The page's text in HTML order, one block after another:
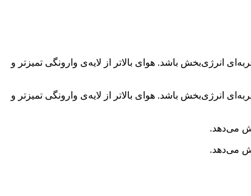
صفه یا کلاه‌قاضی می‌تواند تجربه‌ای انرژی‌بخش باشد. هوای بالاتر از لایه‌ی وارونگی تمیزتر و
صفه یا کلاه‌قاضی می‌تواند تجربه‌ای انرژی‌بخش باشد. هوای بالاتر از لایه‌ی وارونگی تمیزتر و